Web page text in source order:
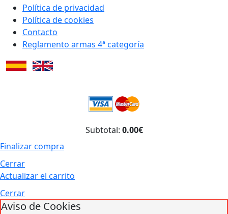
Política de privacidad
Política de cookies
Contacto
Reglamento armas 4ª categoría
Subtotal: 0.00€
Finalizar compra
Cerrar
Actualizar el carrito
Cerrar
Aviso de Cookies